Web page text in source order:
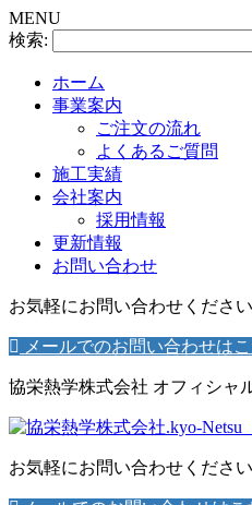
MENU
検索:
ホーム
事業案内
ご注文の流れ
よくあるご質問
施工実績
会社案内
採用情報
更新情報
お問い合わせ
お気軽にお問い合わせください
メールでのお問い合わせは
協栄熱学株式会社 オフィシャ
お気軽にお問い合わせください